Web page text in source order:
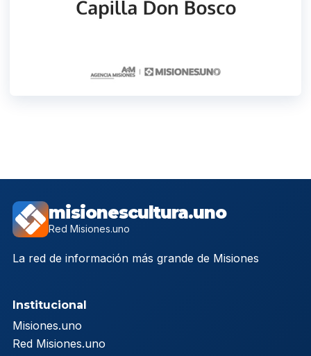
misionescultura.uno
Red Misiones.uno
La red de información más grande de Misiones
Institucional
Misiones.uno
Red Misiones.uno